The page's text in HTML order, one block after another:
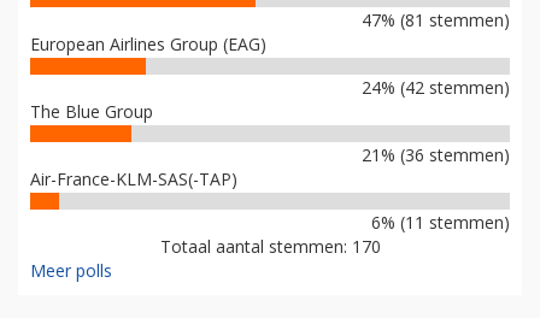
47% (81 stemmen)
European Airlines Group (EAG)
24% (42 stemmen)
The Blue Group
21% (36 stemmen)
Air-France-KLM-SAS(-TAP)
6% (11 stemmen)
Totaal aantal stemmen: 170
Meer polls